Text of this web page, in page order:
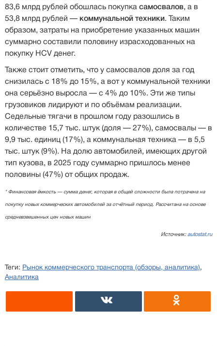
83,6 млрд рублей обошлась покупка самосвалов, а в
53,8 млрд рублей — коммунальной техники. Таким
образом, затраты на приобретение указанных машин
суммарно составили половину израсходованных на
покупку HCV денег.
Также стоит отметить, что у самосвалов доля за год
снизилась с 18% до 15%, а вот у коммунальной техники
она серьёзно выросла — с 4% до 10%. Эти же типы
грузовиков лидируют и по объёмам реализации.
Седельные тягачи в прошлом году разошлись в
количестве 15,7 тыс. штук (доля — 27%), самосвалы — в
9,9 тыс. единиц (17%), а коммунальная техника — в 5,5
тыс. штук (9%). На долю автомобилей, имеющих другой
тип кузова, в 2025 году суммарно пришлось менее
половины (47%) от общих продаж.
* Финансовая ёмкость — сумма денег, которая в общей сложности была потрачена на
покупку новых коммерческих автомобилей за отчётный период. Рассчитана на основе
средневзвешенных цен новых машин
Источник:autostat.ru
Теги: Рынок коммерческого транспорта (обзоры, аналитика),
Аналитика